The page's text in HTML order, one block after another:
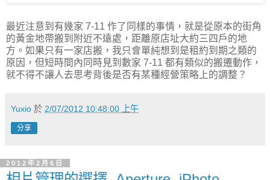
最近注意到有幾家 7-11 作了同樣的事情，就是從原本的街角
的黃金地帶搬到附近不遠處，距離原店址大約三四戶的地
方。如果只有一家店搬，我只會單純想到是租約到期之類的
原因，但短時間內同時見到數家 7-11 都有類似的搬遷動作，
就不得不讓人去思考背後是否有某種經營策略上的調整？
Yuxio 於 2/07/2012 10:48:00 上午
分享
2012年2月6日